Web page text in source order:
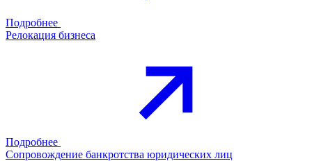
Подробнее
Релокация бизнеса
Подробнее
Сопровождение банкротства юридических лиц